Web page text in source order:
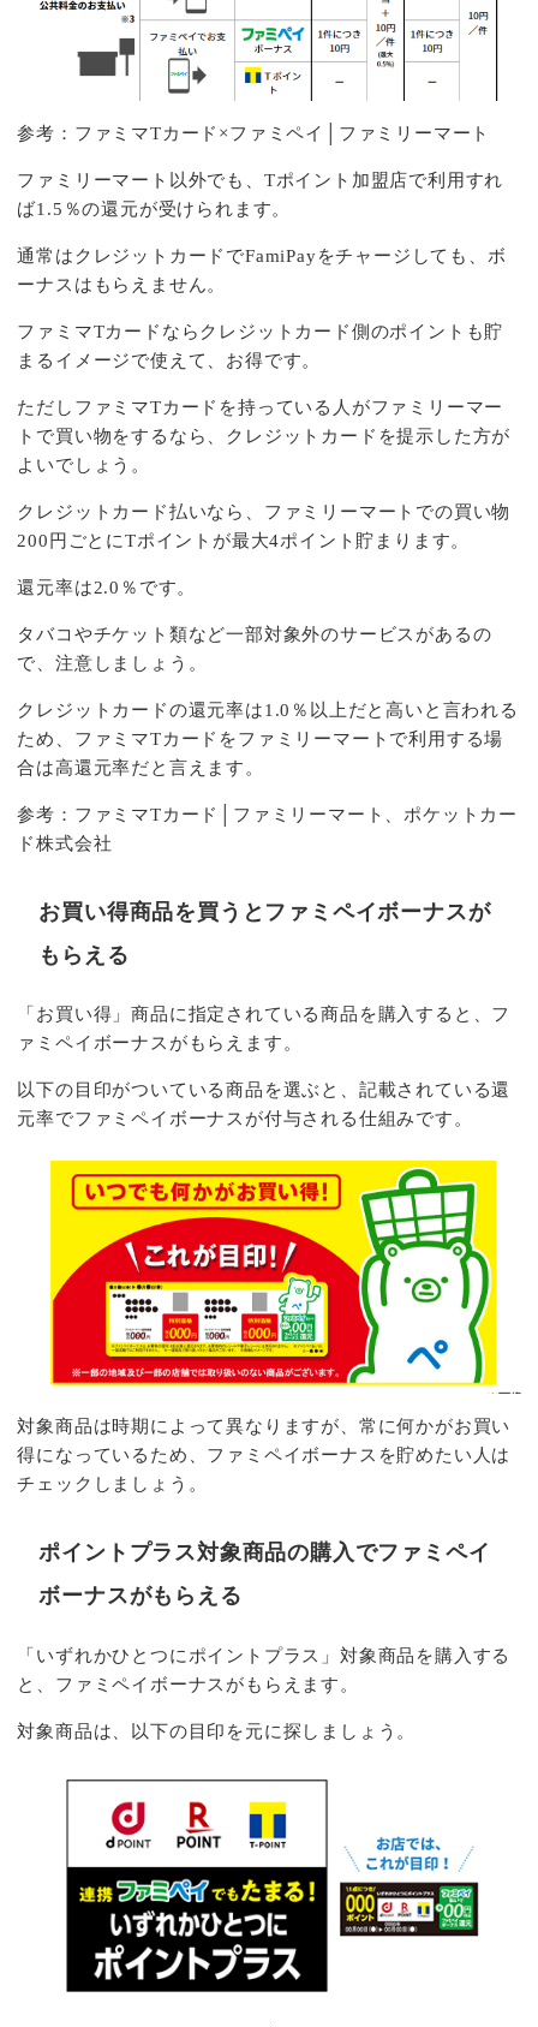
参考： ファミマTカード×ファミペイ│ファミリーマート
ファミリーマート以外でも、Tポイント加盟店で利用すれ
ば1.5％の還元が受けられます。
通常はクレジットカードでFamiPayをチャージしても、ボ
ーナスはもらえません。
ファミマTカードならクレジットカード側のポイントも貯
まるイメージで使えて、お得です。
ただしファミマTカードを持っている人がファミリーマー
トで買い物をするなら、クレジットカードを提示した方が
よいでしょう。
クレジットカード払いなら、ファミリーマートでの買い物
200円ごとにTポイントが最大4ポイント貯まります。
還元率は2.0％です。
タバコやチケット類など一部対象外のサービスがあるの
で、注意しましょう。
クレジットカードの還元率は1.0％以上だと高いと言われる
ため、ファミマTカードをファミリーマートで利用する場
合は高還元率だと言えます。
参考： ファミマTカード│ファミリーマート、ポケットカー
ド株式会社
お買い得商品を買うとファミペイボーナスが
もらえる
「お買い得」商品に指定されている商品を購入すると、フ
ァミペイボーナスがもらえます。
以下の目印がついている商品を選ぶと、記載されている還
元率でファミペイボーナスが付与される仕組みです。
対象商品は時期によって異なりますが、常に何かがお買い
得になっているため、ファミペイボーナスを貯めたい人は
チェックしましょう。
ポイントプラス対象商品の購入でファミペイ
ボーナスがもらえる
「いずれかひとつにポイントプラス」対象商品を購入する
と、ファミペイボーナスがもらえます。
対象商品は、以下の目印を元に探しましょう。